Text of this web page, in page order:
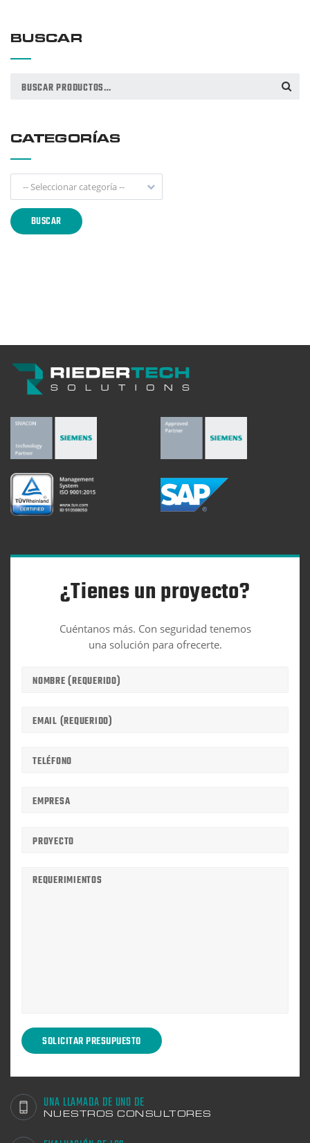
BUSCAR
Buscar
BUSCAR
CATEGORÍAS
-- Seleccionar categoría --
BUSCAR
¿Tienes un proyecto?
Cuéntanos más. Con seguridad tenemos
una solución para ofrecerte.
UNA LLAMADA DE UNO DE
NUESTROS CONSULTORES